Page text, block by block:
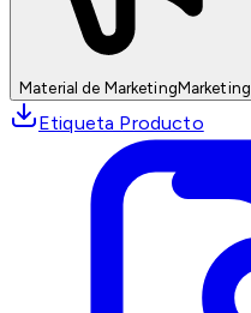
Material de MarketingMarketing
Etiqueta Producto